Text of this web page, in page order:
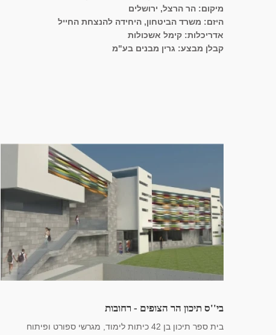
מיקום: הר הרצל, ירושלים
היזם: משרד הביטחון, היחידה להנצחת החייל
אדריכלות: קימל אשכולות
קבלן מבצע: גרין מבנים בע"מ
בי''ס תיכון הר הצופים - רחובות
בית ספר תיכון בן 42 כיתות לימוד, מגרשי ספורט ופיתוח